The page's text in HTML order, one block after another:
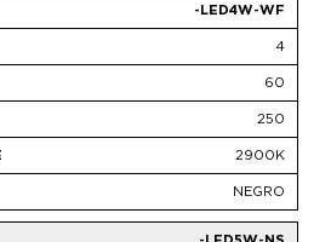
-LED4W-WF
4
60
250
2900K
NEGRO